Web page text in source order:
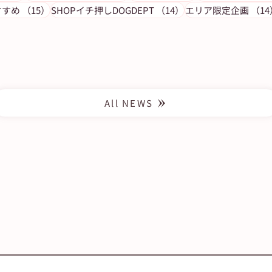
EduAのポイントを振り返ろう！
め
（15）15件の記事
SHOPイチ押しDOGDEPT （14）14件の記事
エリア限定企画 （
All NEWS